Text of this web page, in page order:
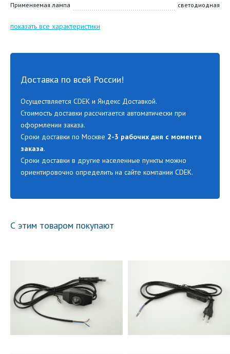
Применяемая лампа
светодиодная
показать все характеристики
Доставка по всей России!
Осуществляется CDEK и Яндекс Доставкой.
Стоимость доставки рассчитается автоматически при
оформлении заказа.
Сроки доставки по Москве 2-3 рабочих дня с момента
заказа.
Сроки доставки в другие населенные пункты можно
ориентировочно определить на сайте компании CDEK.
С этим товаром покупают